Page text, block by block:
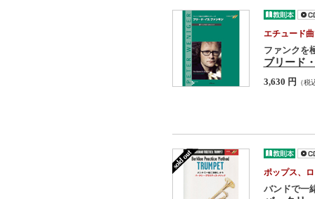
エチュード
ファンクを
ブリード
3,630 円 （税
ポップス、
バンドで一